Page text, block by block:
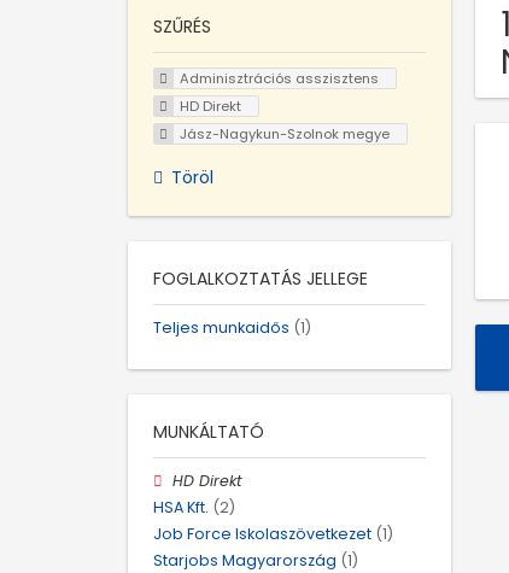
SZŰRÉS
Adminisztrációs asszisztens
HD Direkt
Jász-Nagykun-Szolnok megye
Töröl
FOGLALKOZTATÁS JELLEGE
Teljes munkaidős (1)
MUNKÁLTATÓ
HD Direkt
HSA Kft. (2)
Job Force Iskolaszövetkezet (1)
Starjobs Magyarország (1)